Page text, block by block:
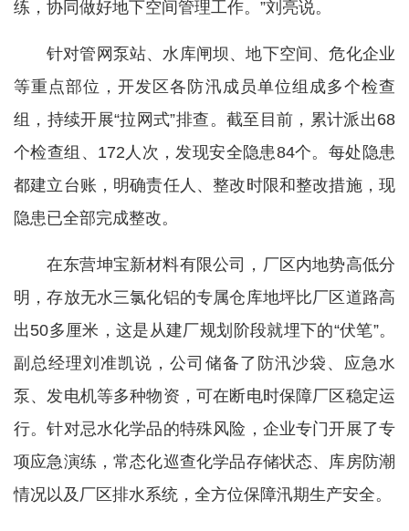
练，协同做好地下空间管理工作。”刘亮说。
针对管网泵站、水库闸坝、地下空间、危化企业
等重点部位，开发区各防汛成员单位组成多个检查
组，持续开展“拉网式”排查。截至目前，累计派出68
个检查组、172人次，发现安全隐患84个。每处隐患
都建立台账，明确责任人、整改时限和整改措施，现
隐患已全部完成整改。
在东营坤宝新材料有限公司，厂区内地势高低分
明，存放无水三氯化铝的专属仓库地坪比厂区道路高
出50多厘米，这是从建厂规划阶段就埋下的“伏笔”。
副总经理刘准凯说，公司储备了防汛沙袋、应急水
泵、发电机等多种物资，可在断电时保障厂区稳定运
行。针对忌水化学品的特殊风险，企业专门开展了专
项应急演练，常态化巡查化学品存储状态、库房防潮
情况以及厂区排水系统，全方位保障汛期生产安全。